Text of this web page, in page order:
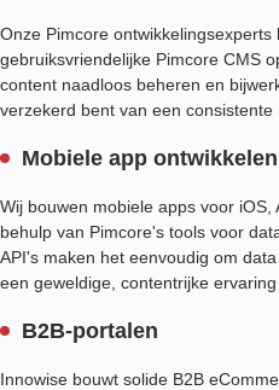
Onze Pimcore
gebruiksvriendelijke Pimcore CMS
content naadloos beheren en
verzekerd bent van een consistente
Mobiele app ontwikkelen
Wij bouwen mobiele apps voor
behulp van Pimcore's tools voor
API's maken het eenvoudig om
een geweldige, contentrijke ervaring
B2B-portalen
Innowise bouwt solide B2B